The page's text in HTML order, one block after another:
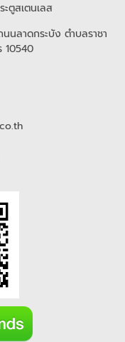
ตูสเตนเลส
นลาดกระบัง ตำบลราชา
10540